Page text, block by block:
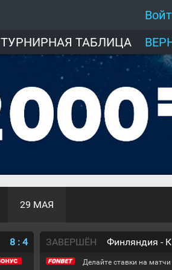
ТУРНИРНАЯ ТАБЛИЦА
29 МАЯ
8 : 4 ЗАВЕРШЁН Финляндия -
Делайте ставки на матчи